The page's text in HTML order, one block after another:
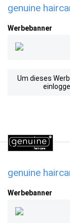
genuine
Werbebanner
Um dieses
genuine
Werbebanner